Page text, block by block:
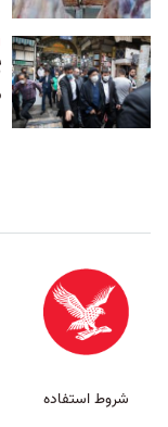
شروط استفاده